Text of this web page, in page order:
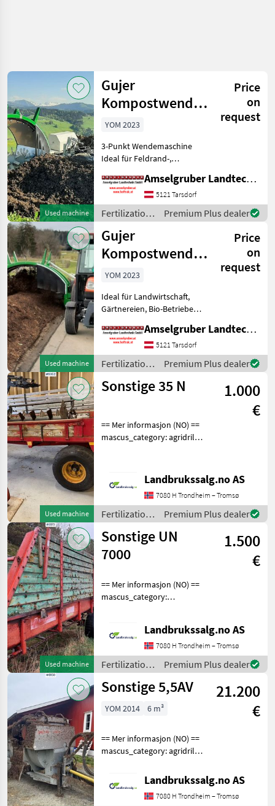
Used machine
Gujer
Kompostwender
TG 233 3-PUNKT
WENDEMASCHINE
Price
on
request
YOM 2023
3-Punkt Wendemaschine
Ideal für Feldrand-,
und Biobetriebe mit einer
Kompostierung bis 1'000
Jahrestonnen.
Umsetzleistung bis 400 m³/
Amselgruber Landtechnik GmbH
5121 Tarsdorf
Fertilization
and
irrigation
equipment /
Gujer
Premium Plus dealer
Used machine
Gujer
Kompostwender
TG 231
Price
on
request
YOM 2023
Ideal für Landwirtschaft,
Gärtnereien, Bio-Betriebe
einer Kompostierung bis
1'000 Jahrestonnen.
Umsetzleistung bis 400
m³/h. Wendige
Amselgruber Landtechnik GmbH
5121 Tarsdorf
Fertilization
and
irrigation
Premium Plus dealer
Used machine
Sonstige 35 N
1.000
€
== Mer informasjon (NO) ==
mascus_category: agridrills
en.landbrukssalg.no/9352
for more images
Description
Landbrukssalg.no AS
7080 H Trondheim – Tromsø
Fertilization
and
irrigation
equipment /
Sonstige
Premium Plus dealer
Used machine
Sonstige UN
7000
1.500
€
== Mer informasjon (NO) ==
mascus_category:
upon request: 8173 See
en.landbrukssalg.no/8173
for more images Descri
Landbrukssalg.no AS
7080 H Trondheim – Tromsø
Fertilization
and
irrigation
Sonstige
Premium Plus dealer
Sonstige 5,5AV
21.200
€
YOM 2014 6 m³
== Mer informasjon (NO) ==
mascus_category: agridrills
number upon request: 8159
See
en.landbrukssalg.no/8159
Landbrukssalg.no AS
7080 H Trondheim – Tromsø